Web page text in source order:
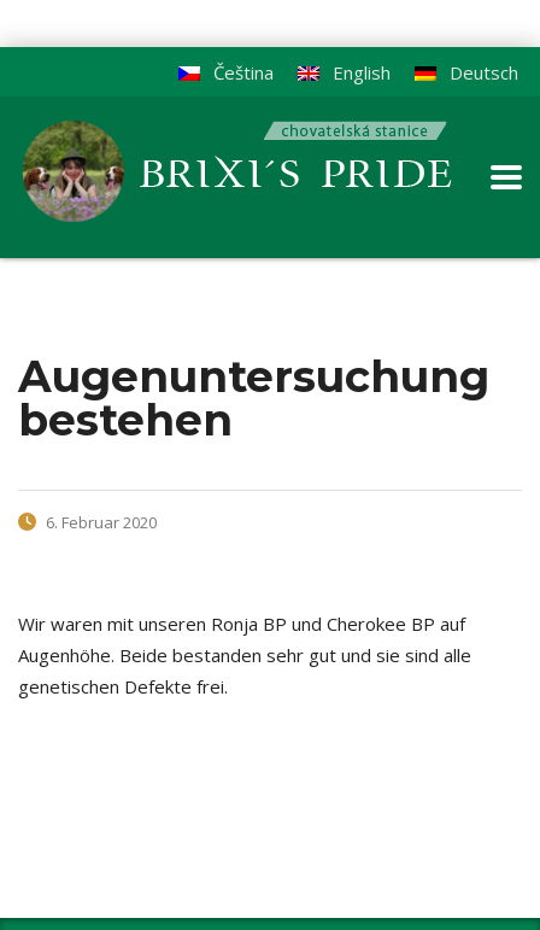
Deutsch
English
Čeština
Augenuntersuchung
bestehen
6. Februar 2020
Wir waren mit unseren Ronja BP und Cherokee BP auf
Augenhöhe. Beide bestanden sehr gut und sie sind alle
genetischen Defekte frei.